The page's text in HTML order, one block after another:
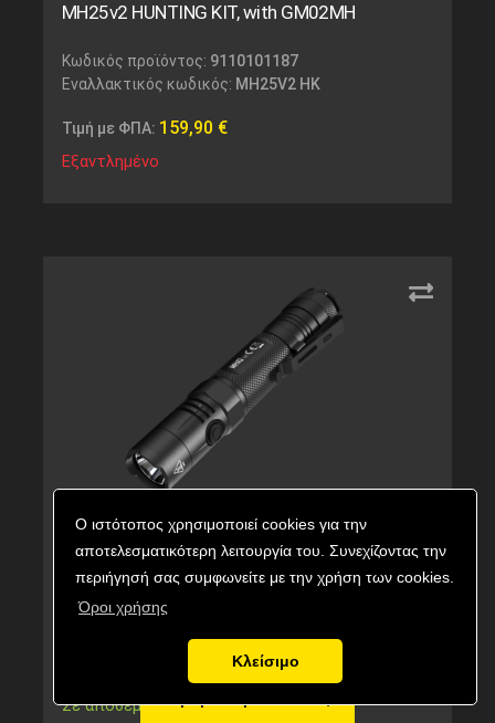
Ο ιστότοπος χρησιμοποιεί cookies για την
αποτελεσματικότερη λειτουργία του. Συνεχίζοντας την
περιήγησή σας συμφωνείτε με την χρήση των cookies.
Όροι χρήσης
Κλείσιμο
MH25v2 HUNTING KIT, with GM02MH
Κωδικός προϊόντος: 9110101187
Εναλλακτικός κωδικός: MH25V2 HK
Τιμή με ΦΠΑ: 159,90 €
Εξαντλημένο
ΦΑΚΟΣ LED NITECORE MULTI TASK HYBRID
MH10V2
Κωδικός προϊόντος:
Σε απόθεμα